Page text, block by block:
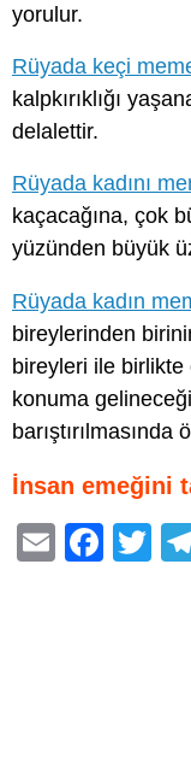
yorulur.
Rüyada keçi
kalpkırıklığı
delalettir.
Rüyada kadını
kaçacağına, çok
yüzünden büyük
Rüyada kadın
bireylerinden
bireyleri ile
konuma
İnsan emeğini
E
F
T